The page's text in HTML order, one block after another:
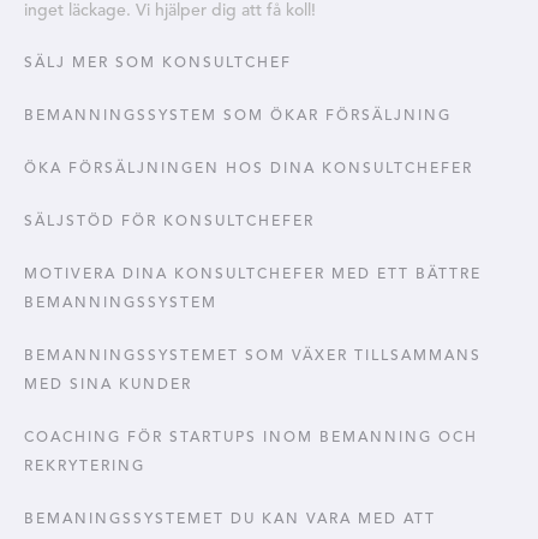
inget läckage. Vi hjälper dig att få koll!
SÄLJ MER SOM KONSULTCHEF
BEMANNINGSSYSTEM SOM ÖKAR FÖRSÄLJNING
ÖKA FÖRSÄLJNINGEN HOS DINA KONSULTCHEFER
SÄLJSTÖD FÖR KONSULTCHEFER
MOTIVERA DINA KONSULTCHEFER MED ETT BÄTTRE
BEMANNINGSSYSTEM
BEMANNINGSSYSTEMET SOM VÄXER TILLSAMMANS
MED SINA KUNDER
COACHING FÖR STARTUPS INOM BEMANNING OCH
REKRYTERING
BEMANINGSSYSTEMET DU KAN VARA MED ATT